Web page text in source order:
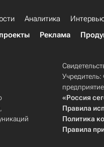
Аналитика
Реклама
Учредитель:
«Россия
Правила
Политика
Правила